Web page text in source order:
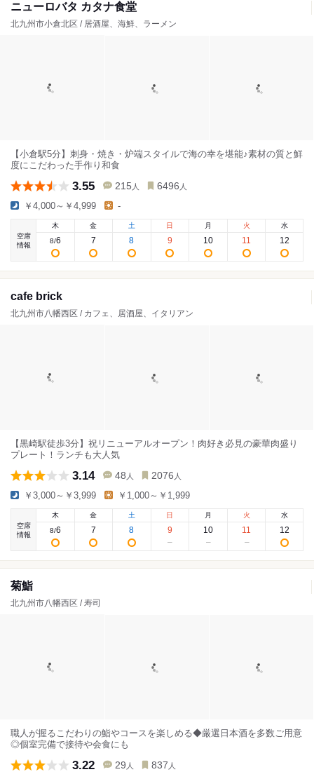
ニューロバタ カタナ食堂
北九州市小倉北区 / 居酒屋、海鮮、ラーメン
【小倉駅5分】刺身・焼き・炉端スタイルで海の幸を堪能♪素材の質と鮮
度にこだわった手作り和食
3.55 215 人 6496 人
￥4,000～￥4,999 -
空席
情報
木
8/6
金
7
土
8
日
9
月
10
火
11
水
12
cafe brick
北九州市八幡西区 / カフェ、居酒屋、イタリアン
【黒崎駅徒歩3分】祝リニューアルオープン！肉好き必見の豪華肉盛り
プレート！ランチも大人気
3.14 48 人 2076 人
￥3,000～￥3,999 ￥1,000～￥1,999
空席
情報
木
8/6
金
7
土
8
日
9
月
10
火
11
水
12
菊鮨
北九州市八幡西区 / 寿司
職人が握るこだわりの鮨やコースを楽しめる◆厳選日本酒を多数ご用意
◎個室完備で接待や会食にも
3.22 29 人 837 人